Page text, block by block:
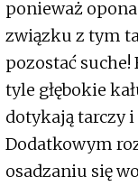
ponieważ
związku z tym
pozostać suche!
tyle głębokie
dotykają tarczy
Dodatkowym
osadzaniu się